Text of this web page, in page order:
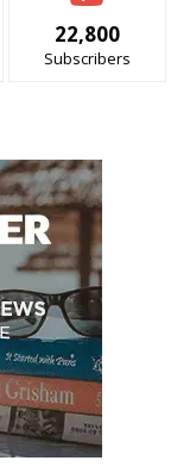
22,800
Subscribers